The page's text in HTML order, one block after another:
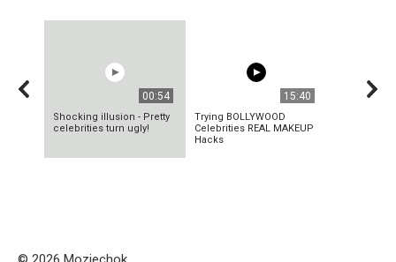
00:54
Shocking illusion - Pretty
celebrities turn ugly!
15:40
Trying BOLLYWOOD
Celebrities REAL MAKEUP
Hacks